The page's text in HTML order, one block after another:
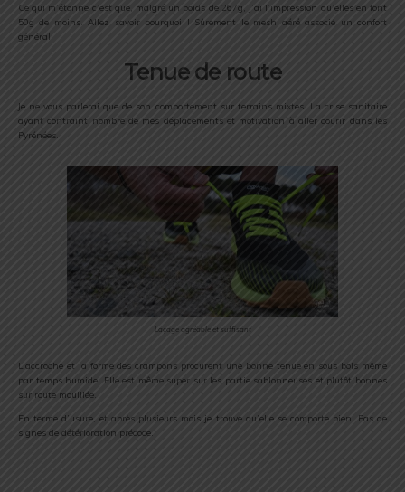
Ce qui m’étonne c’est que, malgré un poids de 267g, j’ai l’impression qu’elles en font
50g de moins. Allez savoir pourquoi ! Sûrement le mesh aéré associé un confort
général.
Tenue de route
Je ne vous parlerai que de son comportement sur terrains mixtes. La crise sanitaire
ayant contraint nombre de mes déplacements et motivation à aller courir dans les
Pyrénées.
Laçage agréable et suffisant
L’accroche et la forme des crampons procurent une bonne tenue en sous bois même
par temps humide. Elle est même super sur les partie sablonneuses et plutôt bonnes
sur route mouillée.
En terme d’usure, et après plusieurs mois je trouve qu’elle se comporte bien. Pas de
signes de détérioration précoce.